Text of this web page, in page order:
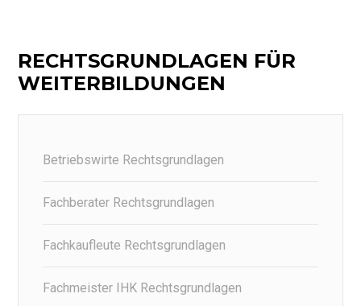
RECHTSGRUNDLAGEN FÜR
WEITERBILDUNGEN
Betriebswirte Rechtsgrundlagen
Fachberater Rechtsgrundlagen
Fachkaufleute Rechtsgrundlagen
Fachmeister IHK Rechtsgrundlagen